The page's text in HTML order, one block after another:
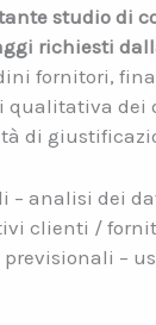
studio di
richiesti
fornitori,
qualitativa dei
di
– analisi dei
clienti /
–